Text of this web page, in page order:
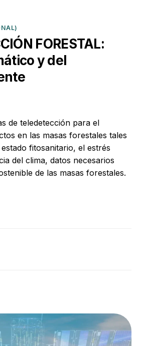
FORESTAL:
y del
de teledetección para el
en las masas forestales tales
fitosanitario, el estrés
del clima, datos necesarios
de las masas forestales.